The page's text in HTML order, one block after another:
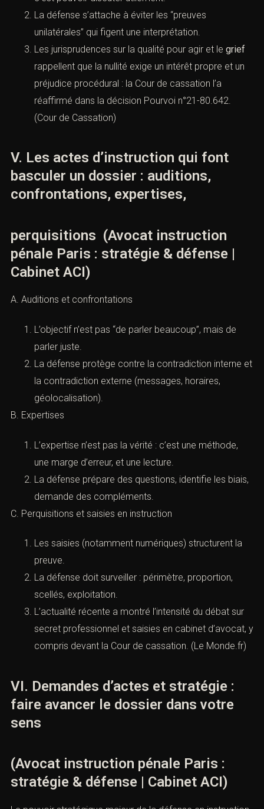
La défense s’attache à éviter les “preuves
unilatérales” qui figent une interprétation.
Les jurisprudences sur la qualité pour agir et le grief
rappellent que la nullité exige un intérêt propre et un
préjudice procédural : la Cour de cassation l’a
réaffirmé dans la décision Pourvoi n°21-80.642
(Cour de Cassation)
V. Les actes d’instruction qui font
basculer un dossier : auditions,
confrontations, expertises,
perquisitions (Avocat instruction
pénale Paris : stratégie & défense |
Cabinet ACI)
A. Auditions et confrontations
L’objectif n’est pas “de parler beaucoup”, mais de
parler juste.
La défense protège contre la contradiction interne et
la contradiction externe (messages, horaires,
géolocalisation).
B. Expertises
L’expertise n’est pas la vérité : c’est une méthode,
une marge d’erreur, et une lecture.
La défense prépare des questions, identifie les biais,
demande des compléments.
C. Perquisitions et saisies en instruction
Les saisies (notamment numériques) structurent la
preuve.
La défense doit surveiller : périmètre, proportion,
scellés, exploitation.
L’actualité récente a montré l’intensité du débat sur
secret professionnel et saisies en cabinet d’avocat, y
compris devant la Cour de cassation. (Le Monde.fr)
VI. Demandes d’actes et stratégie :
faire avancer le dossier dans votre
sens
(Avocat instruction pénale Paris :
stratégie & défense | Cabinet ACI)